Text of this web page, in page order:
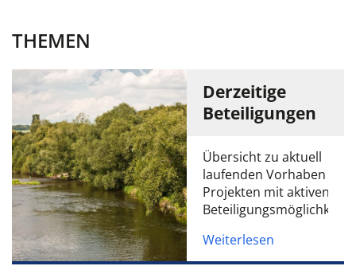
THEMEN
Derzeitige
Beteiligungen
Übersicht zu aktuell
laufenden Vorhaben und
Projekten mit aktiven
Weiterlesen